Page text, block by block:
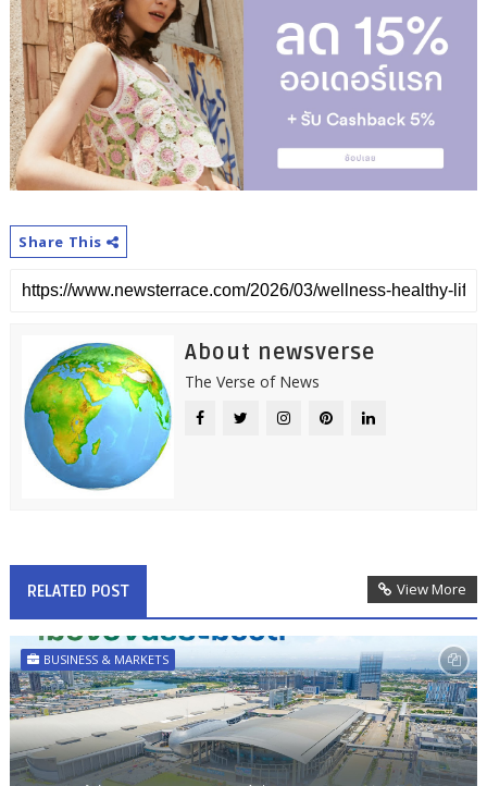
Share This
About newsverse
The Verse of News
RELATED POST View More
BUSINESS & MARKETS